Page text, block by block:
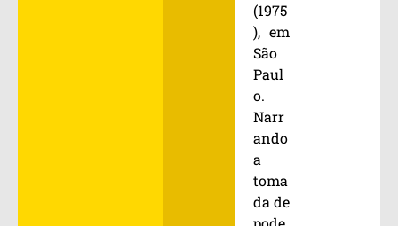
(1975
), em
São
Paul
o.
Narr
ando
a
toma
da de